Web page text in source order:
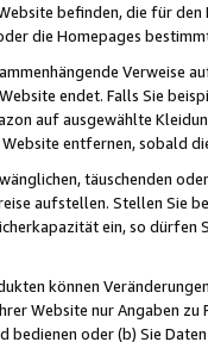
befinden, die für
die Homepages
endet. Falls Sie
auf ausgewählte
entfernen, sobald
täuschenden
aufstellen. Stellen Sie
ein, so dürfen
können
Website nur Angaben
oder (b) Sie